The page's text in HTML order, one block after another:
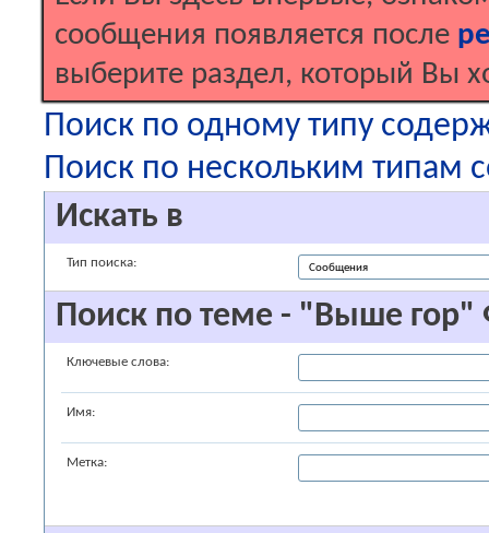
сообщения появляется после
выберите раздел, который Вы
Поиск по одному типу
Поиск по нескольким типам
Искать в
Тип поиска:
Поиск по теме - "Выше
Ключевые слова:
Имя:
Метка: